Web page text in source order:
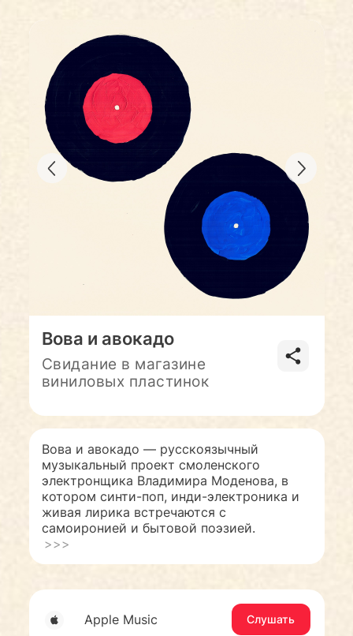
Вова и авокадо
Свидание в магазине
виниловых пластинок
Вова и авокадо — русскоязычный
музыкальный проект смоленского
электронщика Владимира Моденова, в
котором синти-поп, инди-электроника и
живая лирика встречаются с
самоиронией и бытовой поэзией.
>>>
Apple Music Слушать